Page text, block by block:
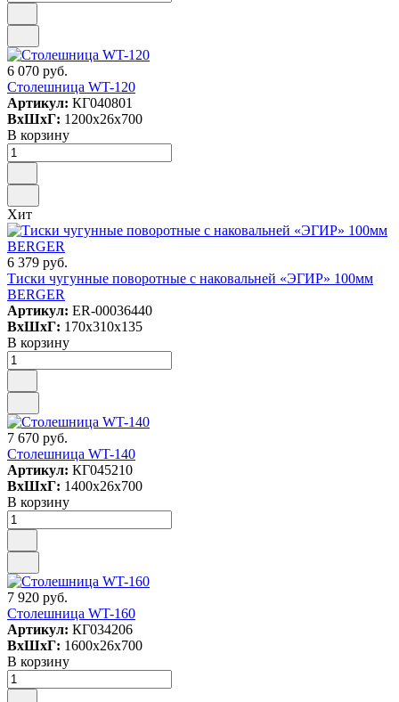
6 070 руб.
Столешница WT-120
Артикул: КГ040801
ВxШxГ: 1200x26x700
В корзину
Хит
6 379 руб.
Тиски чугунные поворотные с наковальней «ЭГИР» 100мм
BERGER
Артикул: ER-00036440
ВxШxГ: 170x310x135
В корзину
7 670 руб.
Столешница WT-140
Артикул: КГ045210
ВxШxГ: 1400x26x700
В корзину
7 920 руб.
Столешница WT-160
Артикул: КГ034206
ВxШxГ: 1600x26x700
В корзину